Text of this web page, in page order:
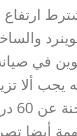
في
يجب ألا
أيضا